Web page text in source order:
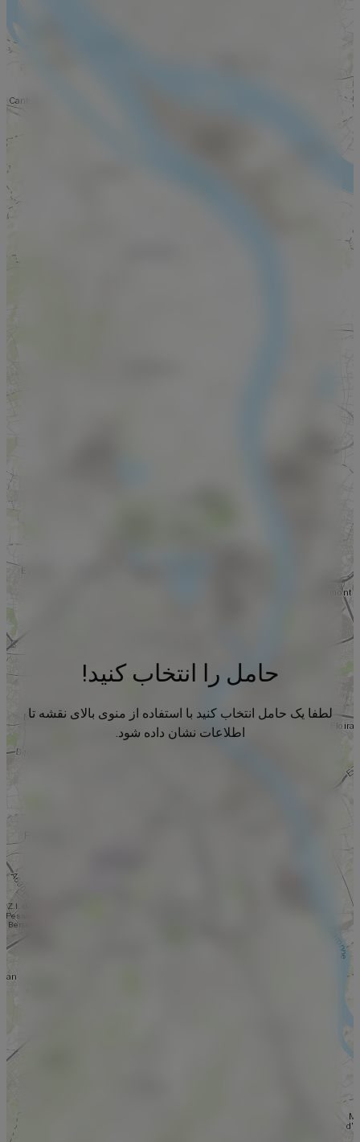
حامل را انتخاب کنید!
لطفا یک حامل انتخاب کنید با استفاده از منوی بالای نقشه تا
اطلاعات نشان داده شود.